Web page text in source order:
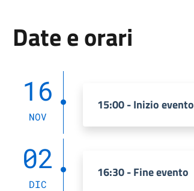
Date e orari
16
NOV
15:00 - Inizio evento
02
DIC
16:30 - Fine evento